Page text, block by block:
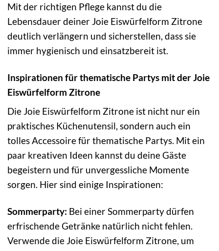
Mit der richtigen Pflege kannst du die
Lebensdauer deiner Joie Eiswürfelform Zitrone
deutlich verlängern und sicherstellen, dass sie
immer hygienisch und einsatzbereit ist.
Inspirationen für thematische Partys mit der Joie
Eiswürfelform Zitrone
Die Joie Eiswürfelform Zitrone ist nicht nur ein
praktisches Küchenutensil, sondern auch ein
tolles Accessoire für thematische Partys. Mit ein
paar kreativen Ideen kannst du deine Gäste
begeistern und für unvergessliche Momente
sorgen. Hier sind einige Inspirationen:
Sommerparty: Bei einer Sommerparty dürfen
erfrischende Getränke natürlich nicht fehlen.
Verwende die Joie Eiswürfelform Zitrone, um